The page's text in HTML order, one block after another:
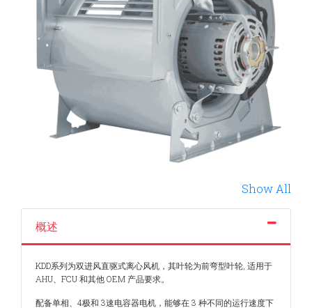
Show All
概述
KDD系列为双进风直驱式离心风机，其叶轮为前弯型叶轮, 适用于
AHU、FCU 和其他 OEM 产品要求。
配备单相、4极和 3速电容器电机，能够在 3 种不同的运行速度下